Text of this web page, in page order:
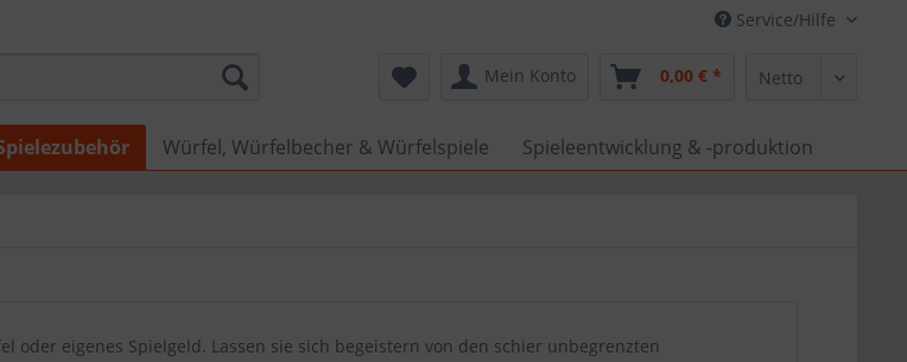
Service/Hilfe
Mein Konto 0,00 € *
Würfel, Würfelbecher & Würfelspiele Spieleentwicklung & -produktion
eigenes Spielgeld. Lassen sie sich begeistern von den schier unbegrenzten